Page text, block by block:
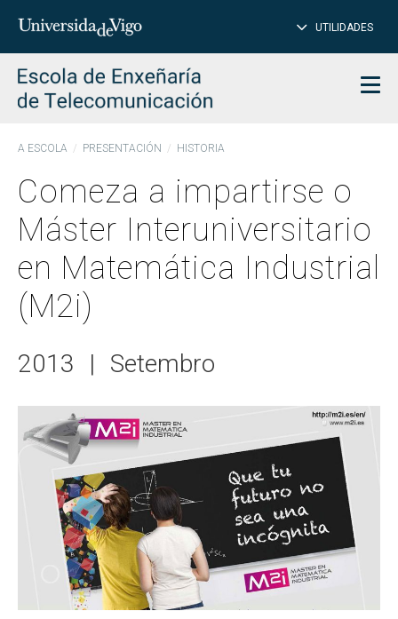
para
buscar
UTILIDADES
A ESCOLA PRESENTACIÓN HISTORIA
Comeza a impartirse o
Máster Interuniversitario
en Matemática Industrial
(M2i)
2013 | Setembro